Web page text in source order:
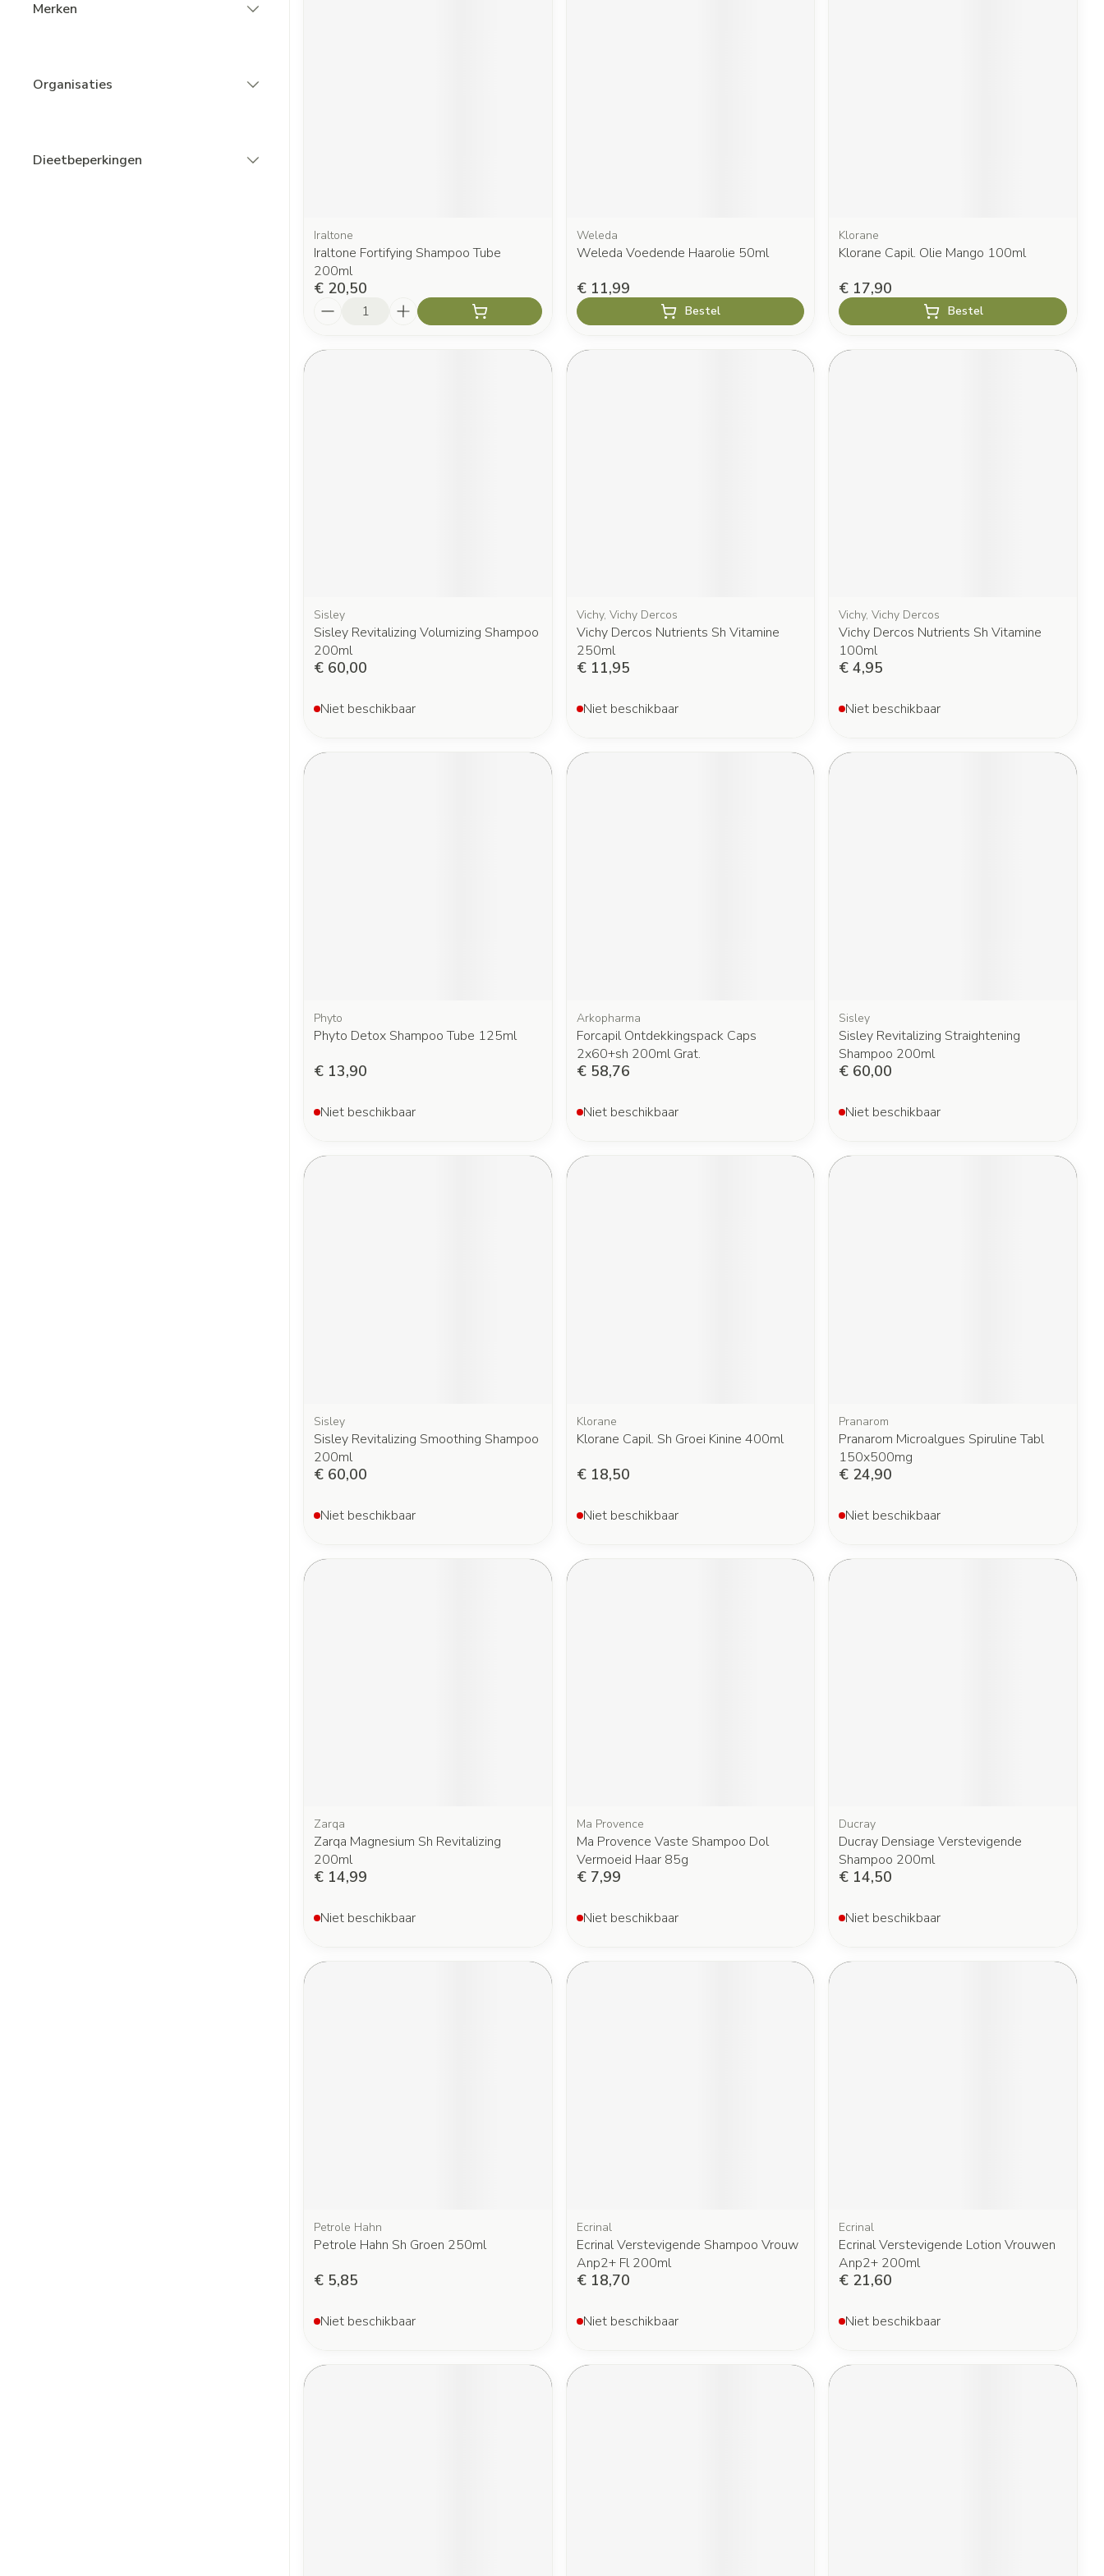
Merken
Organisaties
Dieetbeperkingen
Iraltone
Iraltone Fortifying Shampoo Tube
200ml
€ 20,50
Weleda
Weleda Voedende Haarolie 50ml
€ 11,99
Bestel
Klorane
Klorane Capil. Olie Mango 100ml
€ 17,90
Bestel
Sisley
Sisley Revitalizing Volumizing Shampoo
200ml
€ 60,00
Niet beschikbaar
Vichy, Vichy Dercos
Vichy Dercos Nutrients Sh Vitamine
250ml
€ 11,95
Niet beschikbaar
Vichy, Vichy Dercos
Vichy Dercos Nutrients Sh Vitamine
100ml
€ 4,95
Niet beschikbaar
Phyto
Phyto Detox Shampoo Tube 125ml
€ 13,90
Niet beschikbaar
Arkopharma
Forcapil Ontdekkingspack Caps
2x60+sh 200ml Grat.
€ 58,76
Niet beschikbaar
Sisley
Sisley Revitalizing Straightening
Shampoo 200ml
€ 60,00
Niet beschikbaar
Sisley
Sisley Revitalizing Smoothing Shampoo
200ml
€ 60,00
Niet beschikbaar
Klorane
Klorane Capil. Sh Groei Kinine 400ml
€ 18,50
Niet beschikbaar
Pranarom
Pranarom Microalgues Spiruline Tabl
150x500mg
€ 24,90
Niet beschikbaar
Zarqa
Zarqa Magnesium Sh Revitalizing
200ml
€ 14,99
Niet beschikbaar
Ma Provence
Ma Provence Vaste Shampoo Dol
Vermoeid Haar 85g
€ 7,99
Niet beschikbaar
Ducray
Ducray Densiage Verstevigende
Shampoo 200ml
€ 14,50
Niet beschikbaar
Petrole Hahn
Petrole Hahn Sh Groen 250ml
€ 5,85
Niet beschikbaar
Ecrinal
Ecrinal Verstevigende Shampoo Vrouw
Anp2+ Fl 200ml
€ 18,70
Niet beschikbaar
Ecrinal
Ecrinal Verstevigende Lotion Vrouwen
Anp2+ 200ml
€ 21,60
Niet beschikbaar